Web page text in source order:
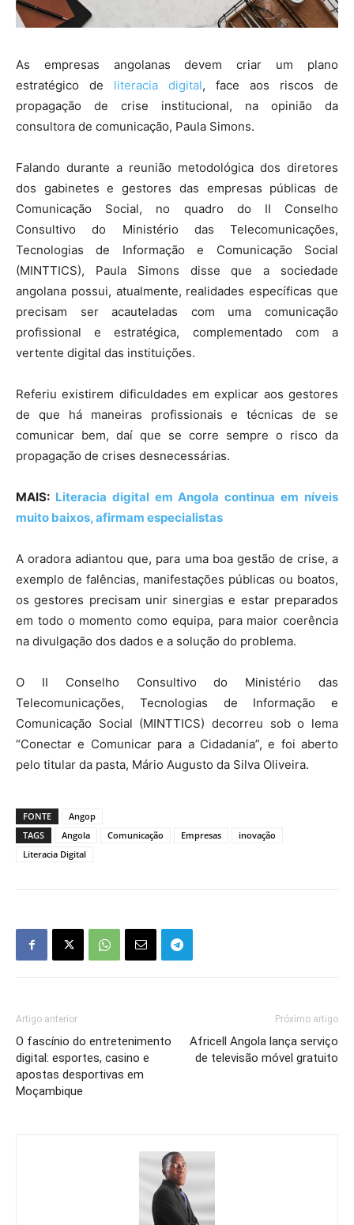
As empresas angolanas devem criar um plano
estratégico de literacia digital, face aos riscos de
propagação de crise institucional, na opinião da
consultora de comunicação, Paula Simons.
Falando durante a reunião metodológica dos diretores
dos gabinetes e gestores das empresas públicas de
Comunicação Social, no quadro do II Conselho
Consultivo do Ministério das Telecomunicações,
Tecnologias de Informação e Comunicação Social
(MINTTICS), Paula Simons disse que a sociedade
angolana possui, atualmente, realidades específicas que
precisam ser acauteladas com uma comunicação
profissional e estratégica, complementado com a
vertente digital das instituições.
Referiu existirem dificuldades em explicar aos gestores
de que há maneiras profissionais e técnicas de se
comunicar bem, daí que se corre sempre o risco da
propagação de crises desnecessárias.
MAIS: Literacia digital em Angola continua em níveis
muito baixos, afirmam especialistas
A oradora adiantou que, para uma boa gestão de crise, a
exemplo de falências, manifestações públicas ou boatos,
os gestores precisam unir sinergias e estar preparados
em todo o momento como equipa, para maior coerência
na divulgação dos dados e a solução do problema.
O II Conselho Consultivo do Ministério das
Telecomunicações, Tecnologias de Informação e
Comunicação Social (MINTTICS) decorreu sob o lema
“Conectar e Comunicar para a Cidadania”, e foi aberto
pelo titular da pasta, Mário Augusto da Silva Oliveira.
FONTE
Angop
TAGS
Angola Comunicação Empresas
inovação
Literacia Digital
Artigo anterior
O fascínio do entretenimento
digital: esportes, casino e
apostas desportivas em
Moçambique
Próximo artigo
Africell Angola lança serviço
de televisão móvel gratuito